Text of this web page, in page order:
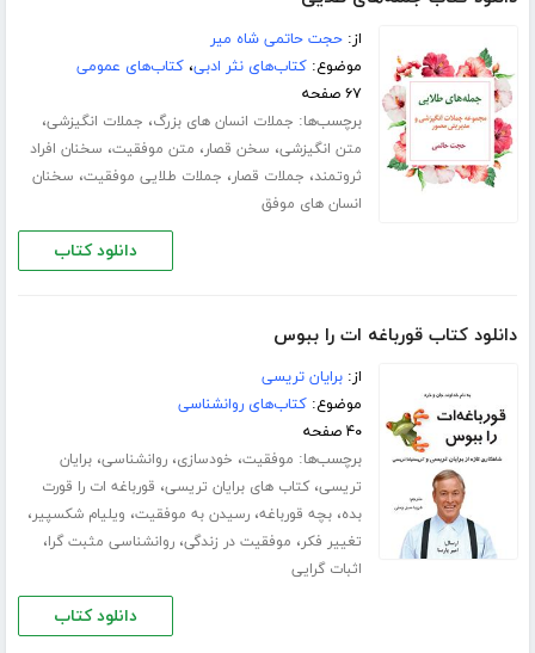
از:حجت حاتمی شاه میر
موضوع:کتاب‌های نثر ادبی،کتاب‌های عمومی
۶۷ صفحه
برچسب‌ها: جملات انسان های بزرگ، جملات انگیزشی،
متن انگیزشی، سخن قصار، متن موفقیت، سخنان افراد
ثروتمند، جملات قصار، جملات طلایی موفقیت، سخنان
انسان های موفق
دانلود کتاب
دانلود کتاب قورباغه ات را ببوس
از:برایان تریسی
موضوع:کتاب‌های روانشناسی
۴۰ صفحه
برچسب‌ها: موفقیت، خودسازی،روانشناسی،برایان
تریسی،کتاب های برایان تریسی، قورباغه ات را قورت
بده،بچه قورباغه،رسیدن به موفقیت، ویلیام شکسپیر،
تغییر فکر، موفقیت در زندگی،روانشناسی مثبت گرا،
اثبات گرایی
دانلود کتاب